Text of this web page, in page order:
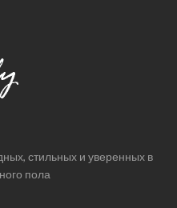
стильных и уверенных в
пола